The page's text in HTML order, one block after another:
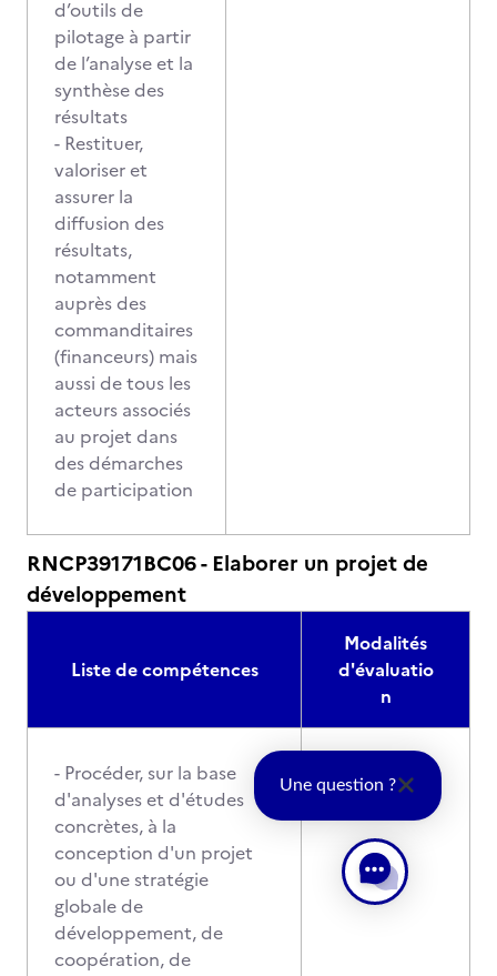
d’outils de
pilotage à partir
de l’analyse et la
synthèse des
résultats
- Restituer,
valoriser et
assurer la
diffusion des
résultats,
notamment
auprès des
commanditaires
(financeurs) mais
aussi de tous les
acteurs associés
au projet dans
des démarches
de participation
RNCP39171BC06 - Elaborer un projet de
développement
Liste de compétences
Modalités
d'évaluatio
n
- Procéder, sur la base
d'analyses et d'études
concrètes, à la
conception d'un projet
ou d'une stratégie
globale de
développement, de
coopération, de
Une question ?